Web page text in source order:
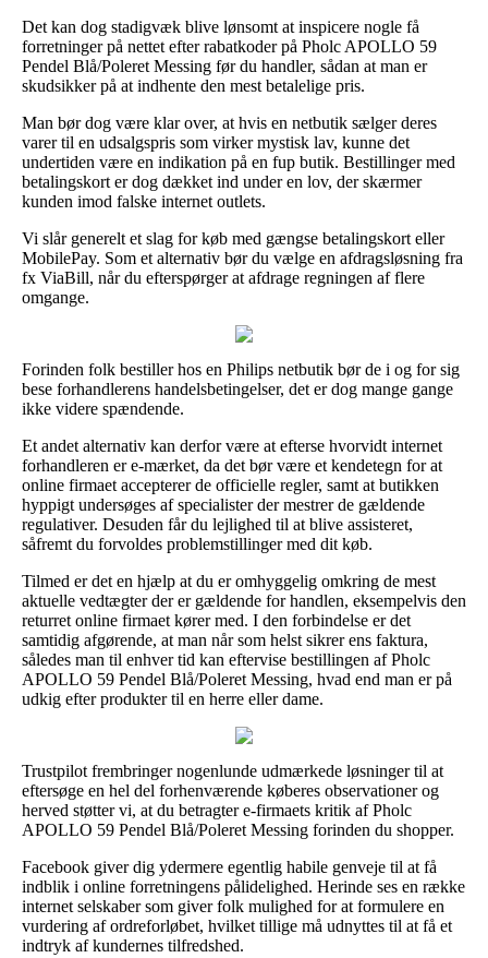
Det kan dog stadigvæk blive lønsomt at inspicere nogle få
forretninger på nettet efter rabatkoder på Pholc APOLLO 59
Pendel Blå/Poleret Messing før du handler, sådan at man er
skudsikker på at indhente den mest betalelige pris.
Man bør dog være klar over, at hvis en netbutik sælger deres
varer til en udsalgspris som virker mystisk lav, kunne det
undertiden være en indikation på en fup butik. Bestillinger med
betalingskort er dog dækket ind under en lov, der skærmer
kunden imod falske internet outlets.
Vi slår generelt et slag for køb med gængse betalingskort eller
MobilePay. Som et alternativ bør du vælge en afdragsløsning fra
fx ViaBill, når du efterspørger at afdrage regningen af flere
omgange.
Forinden folk bestiller hos en Philips netbutik bør de i og for sig
bese forhandlerens handelsbetingelser, det er dog mange gange
ikke videre spændende.
Et andet alternativ kan derfor være at efterse hvorvidt internet
forhandleren er e-mærket, da det bør være et kendetegn for at
online firmaet accepterer de officielle regler, samt at butikken
hyppigt undersøges af specialister der mestrer de gældende
regulativer. Desuden får du lejlighed til at blive assisteret,
såfremt du forvoldes problemstillinger med dit køb.
Tilmed er det en hjælp at du er omhyggelig omkring de mest
aktuelle vedtægter der er gældende for handlen, eksempelvis den
returret online firmaet kører med. I den forbindelse er det
samtidig afgørende, at man når som helst sikrer ens faktura,
således man til enhver tid kan eftervise bestillingen af Pholc
APOLLO 59 Pendel Blå/Poleret Messing, hvad end man er på
udkig efter produkter til en herre eller dame.
Trustpilot frembringer nogenlunde udmærkede løsninger til at
eftersøge en hel del forhenværende køberes observationer og
herved støtter vi, at du betragter e-firmaets kritik af Pholc
APOLLO 59 Pendel Blå/Poleret Messing forinden du shopper.
Facebook giver dig ydermere egentlig habile genveje til at få
indblik i online forretningens pålidelighed. Herinde ses en række
internet selskaber som giver folk mulighed for at formulere en
vurdering af ordreforløbet, hvilket tillige må udnyttes til at få et
indtryk af kundernes tilfredshed.